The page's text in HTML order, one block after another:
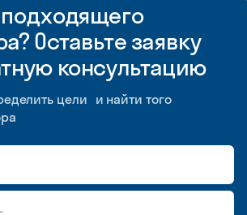
Оставьте заявку
консультацию
цели и найти того